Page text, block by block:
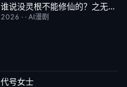
完结 5.0谁说没灵根不能修仙的？之无灵证道第五季
2026 · · AI漫剧
完结
代号女士